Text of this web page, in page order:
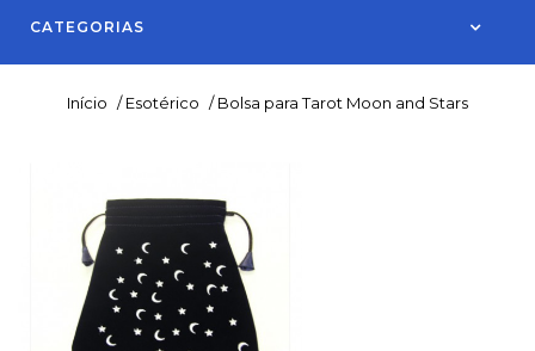
CATEGORIAS
Início / Esotérico / Bolsa para Tarot Moon and Stars